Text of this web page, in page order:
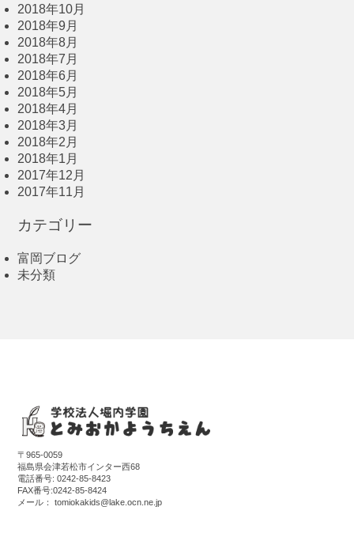
2018年10月
2018年9月
2018年8月
2018年7月
2018年6月
2018年5月
2018年4月
2018年3月
2018年2月
2018年1月
2017年12月
2017年11月
カテゴリー
富岡ブログ
未分類
〒965-0059
福島県会津若松市インター西68
電話番号:0242-85-8423
FAX番号:0242-85-8424
メール：tomiokakids@lake.ocn.ne.jp